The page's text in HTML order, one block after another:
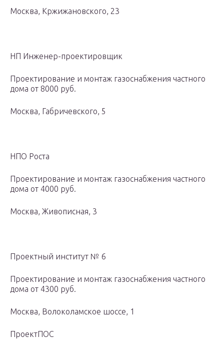
Москва, Кржижановского, 23
НП Инженер-проектировщик
Проектирование и монтаж газоснабжения частного
дома от 8000 руб.
Москва, Габричевского, 5
НПО Роста
Проектирование и монтаж газоснабжения частного
дома от 4000 руб.
Москва, Живописная, 3
Проектный институт № 6
Проектирование и монтаж газоснабжения частного
дома от 4300 руб.
Москва, Волоколамское шоссе, 1
ПроектПОС